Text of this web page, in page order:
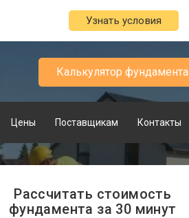
Узнать условия
Калькулятор фундамента
Цены Поставщикам Контакты
Рассчитать стоимость
фундамента за 30 минут